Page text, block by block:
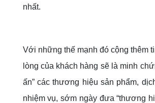
nhất.
Với những thế mạnh đó cộng thêm
lòng của khách hàng sẽ là minh
ấn” các thương hiệu sản phẩm,
nhiệm vụ, sớm ngày đưa “thương